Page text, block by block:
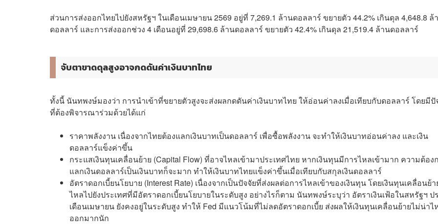
ส่วนการส่งออกไทยไปยังสหรัฐฯ ในเดือนเมษายน 2569 อยู่ที่ 7,269.1 ล้านดอลลาร์ ขยายตัว 44.2% เกินดุล 4,648.8 ล้
ดอลลาร์ และการส่งออกช่วง 4 เดือนอยู่ที่ 29,698.6 ล้านดอลลาร์ ขยายตัว 42.4% เกินดุล 21,519.4 ล้านดอลลาร์
จับตาขาดดุลสูงอาจกดดันค่าเงินบาทไทย
ทั้งนี้ นันทพงษ์มองว่า การนำเข้าที่ขยายตัวสูงจะส่งผลกดดันค่าเงินบาทไทย ให้อ่อนค่าลงเมื่อเทียบกับดอลลาร์ โดยมีปั
ที่ต้องพิจารณาร่วมด้วยได้แก่
ราคาพลังงาน เนื่องจากไทยต้องแลกเงินบาทเป็นดอลลาร์ เพื่อซื้อพลังงาน จะทำให้เงินบาทอ่อนค่าลง และเงิน
ดอลลาร์แข็งค่าขึ้น
กระแสเงินทุนเคลื่อนย้าย (Capital Flow) ที่อาจไหลเข้ามาประเทศไทย หากเงินทุนมีการไหลเข้ามาก ความต้อง
แลกเงินดอลลาร์เป็นเงินบาทก็จะมาก ทำให้เงินบาทไทยแข็งค่าขึ้นเมื่อเทียบกับสกุลเงินดอลลาร์
อัตราดอกเบี้ยนโยบาย (Interest Rate) เนื่องจากเป็นปัจจัยที่ส่งผลต่อการไหลเข้าของเงินทุน โดยเงินทุนเคลื่อนย้
ไหลไปยังประเทศที่มีอัตราดอกเบี้ยนโยบายในระดับสูง อย่างไรก็ตาม นันทพงษ์ระบุว่า อัตราเงินเฟ้อในสหรัฐฯ ป
เดือนเมษายน ยังคงอยู่ในระดับสูง ทำให้ Fed มีแนวโน้มที่ไม่ลดอัตราดอกเบี้ย ส่งผลให้เงินทุนเคลื่อนย้ายไม่น่าไ
ออกมากนัก